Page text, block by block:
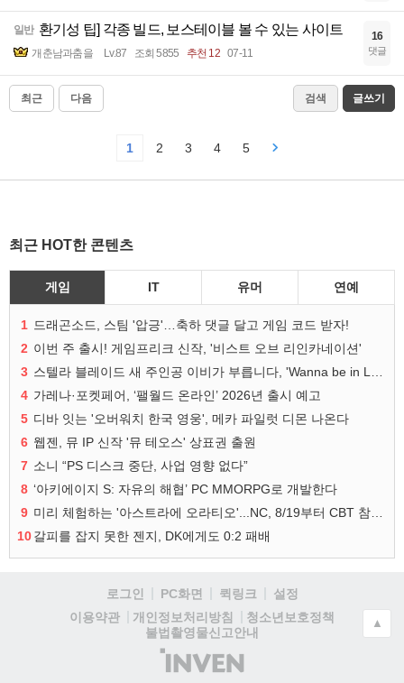
일반 환기성 팁] 각종 빌드, 보스테이블 볼 수 있는 사이트
개춘남과춤을 Lv.87 조회 5855 추천 12 07-11
16
댓글
최근 다음 검색 글쓰기
1 2 3 4 5
최근 HOT한 콘텐츠
게임 IT 유머 연예
1 드래곤소드, 스팀 '압긍'…축하 댓글 달고 게임 코드 받자!
2 이번 주 출시! 게임프리크 신작, '비스트 오브 리인카네이션'
3
4 가레나·포켓페어, ‘팰월드 온라인’ 2026년 출시 예고
5 디바 잇는 '오버워치 한국 영웅', 메카 파일럿 디몬 나온다
6 웹젠, 뮤 IP 신작 '뮤 테오스' 상표권 출원
7 소니 “PS 디스크 중단, 사업 영향 없다”
8 ‘아키에이지 S: 자유의 해협’ PC MMORPG로 개발한다
9
10갈피를 잡지 못한 젠지, DK에게도 0:2 패배
로그인 PC화면 퀵링크
설정
이용약관
개인정보처리방침
청소년보호정책
불법촬영물신고안내
(주)
인
▲